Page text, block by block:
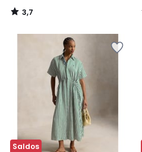
3,7
/
Saldos